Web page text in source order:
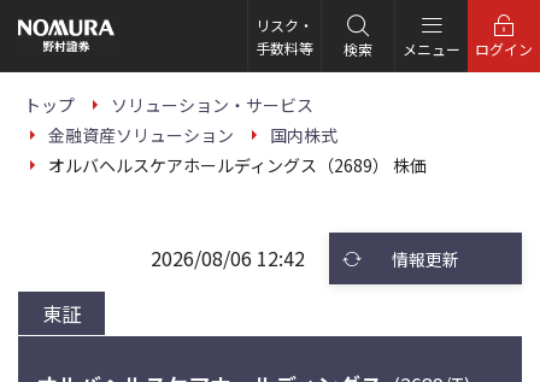
の
ー
リスク・
手数料等
検索 メニュー ログイン
トップ
ソリューション・サービス
金融資産ソリューション
国内株式
オルバヘルスケアホールディングス（2689） 株価
東証
2026/08/06 12:42 情報更新